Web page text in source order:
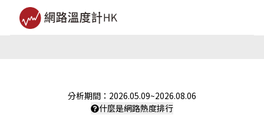
分析期間： 2026.05.09~2026.08.06
什麼是網路熱度排行